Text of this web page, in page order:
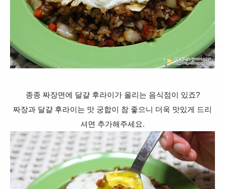
종종 짜장면에 달걀 후라이가 올리는 음식점이 있죠?
짜장과 달걀 후라이는 맛 궁합이 참 좋으니 더욱 맛있게 드리
셔면 추가해주세요.